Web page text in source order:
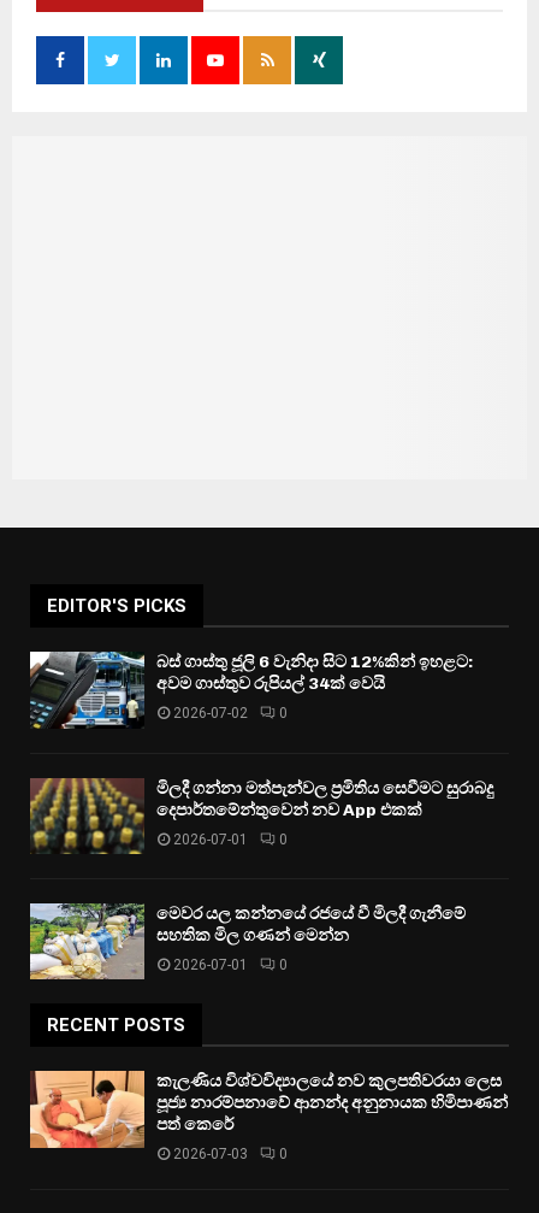
EDITOR'S PICKS
බස් ගාස්තු ජූලි 6 වැනිදා සිට 12%කින් ඉහළට:
අවම ගාස්තුව රුපියල් 34ක් වෙයි
2026-07-02 0
මිලදී ගන්නා මත්පැන්වල ප්‍රමිතිය සෙවීමට සුරාබදු
දෙපාර්තමේන්තුවෙන් නව App එකක්
2026-07-01 0
මෙවර යල කන්නයේ රජයේ වී මිලදී ගැනීමේ
සහතික මිල ගණන් මෙන්න
2026-07-01 0
RECENT POSTS
කැලණිය විශ්වවිද්‍යාලයේ නව කුලපතිවරයා ලෙස
පූජ්‍ය නාරම්පනාවේ ආනන්ද අනුනායක හිමිපාණන්
පත් කෙරේ
2026-07-03 0